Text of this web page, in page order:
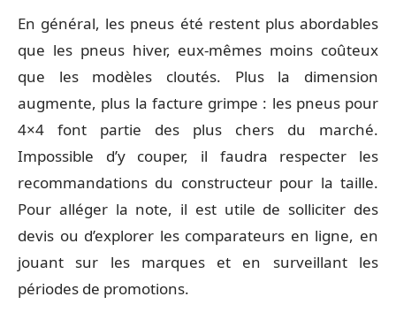
En général, les pneus été restent plus abordables
que les pneus hiver, eux-mêmes moins coûteux
que les modèles cloutés. Plus la dimension
augmente, plus la facture grimpe : les pneus pour
4×4 font partie des plus chers du marché.
Impossible d’y couper, il faudra respecter les
recommandations du constructeur pour la taille.
Pour alléger la note, il est utile de solliciter des
devis ou d’explorer les comparateurs en ligne, en
jouant sur les marques et en surveillant les
périodes de promotions.